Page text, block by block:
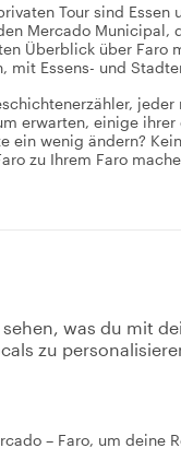
Tour sind
Mercado
Überblick über Faro
mit Essens- und
erwarten, einige
ein wenig ändern?
zu Ihrem Faro
was du mit
zu
– Faro, um deine